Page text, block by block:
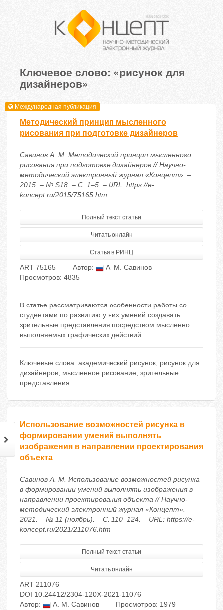
Ключевое слово: «рисунок для
дизайнеров»
Международная публикация
Методический принцип мысленного
рисования при подготовке дизайнеров
Савинов А. М. Методический принцип мысленного
рисования при подготовке дизайнеров // Научно-
методический электронный журнал «Концепт». –
2015. – № S18. – С. 1–5. – URL: https://e-
koncept.ru/2015/75165.htm
Полный текст статьи
Читать онлайн
Статья в РИНЦ
ART 75165 Автор:
А. М. Савинов
Просмотров: 4835
В статье рассматриваются особенности работы со
студентами по развитию у них умений создавать
зрительные представления посредством мысленно
выполняемых графических действий.
Ключевые слова: академический рисунок, рисунок для
дизайнеров, мысленное рисование, зрительные
представления
Использование возможностей рисунка в
формировании умений выполнять
изображения в направлении проектирования
объекта
Савинов А. М. Использование возможностей рисунка
в формировании умений выполнять изображения в
направлении проектирования объекта // Научно-
методический электронный журнал «Концепт». –
2021. – № 11 (ноябрь). – С. 110–124. – URL: https://e-
koncept.ru/2021/211076.htm
Полный текст статьи
Читать онлайн
ART 211076
DOI 10.24412/2304-120X-2021-11076
Автор:
А. М. Савинов Просмотров: 1979